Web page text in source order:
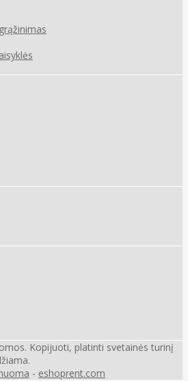
Kopijuoti, platinti svetainės turinį
- eshoprent.com